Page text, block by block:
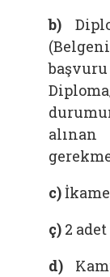
b)
c)
ç) 2
d)